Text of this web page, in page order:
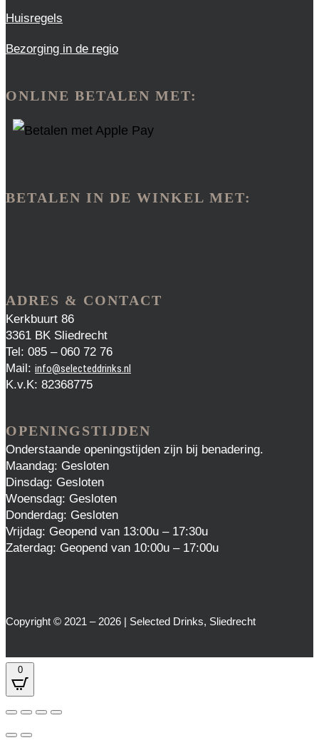
Huisregels
Bezorging in de regio
ONLINE BETALEN MET:
BETALEN IN DE WINKEL MET:
ADRES & CONTACT
Kerkbuurt 86
3361 BK Sliedrecht
Tel: 085 – 060 72 76
Mail: info@selecteddrinks.nl
K.v.K: 82368775
OPENINGSTIJDEN
Onderstaande openingstijden zijn bij benadering.
Maandag: Gesloten
Dinsdag: Gesloten
Woensdag: Gesloten
Donderdag: Gesloten
Vrijdag: Geopend van 13:00u – 17:30u
Zaterdag: Geopend van 10:00u – 17:00u
Copyright © 2021 – 2026 | Selected Drinks, Sliedrecht
0